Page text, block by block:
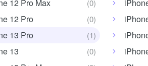
12 Pro Max
12 Pro
13 Pro
13